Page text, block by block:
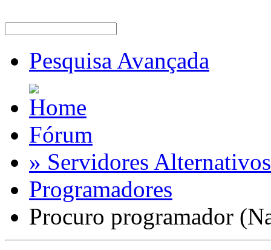
Pesquisa Avançada
Fórum
» Servidores
Programadores
Procuro programador